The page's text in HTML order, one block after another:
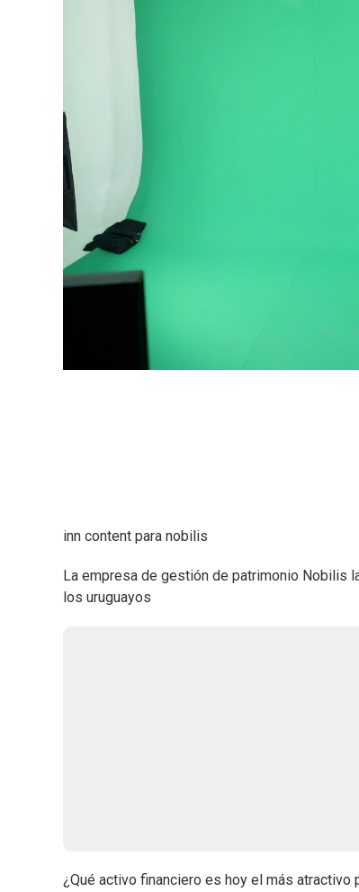
inn content para nobilis
La empresa de gestión de patrimonio Nobilis
los uruguayos
¿Qué activo financiero es hoy el más